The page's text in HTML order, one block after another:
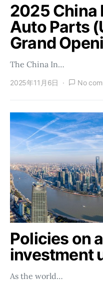
2025 China
Auto Parts
Grand
The China In…
2025年11月6日 No
Policies on
investment
As the world…